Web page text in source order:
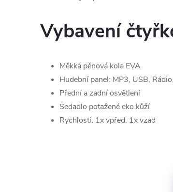
Vybavení
Měkká pěnová kola EVA
Hudební panel: MP3, USB,
Přední a zadní osvětlení
Sedadlo potažené eko kůží
Rychlosti: 1x vpřed, 1x vzad